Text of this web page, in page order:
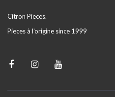
Citron Pieces.
Pieces à l'origine since 1999